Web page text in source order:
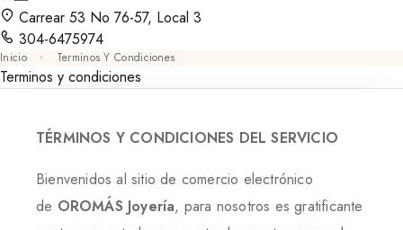
Carrear 53 No 76-57, Local 3
304-6475974
Inicio Terminos Y Condiciones
Terminos y condiciones
TÉRMINOS Y CONDICIONES DEL SERVICIO
Bienvenidos al sitio de comercio electrónico
de OROMÁS Joyería, para nosotros es gratificante